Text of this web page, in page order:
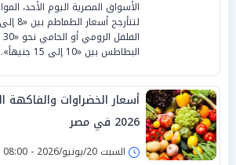
البطاطس بين «10 إلى 15 جنيهاً».
2026 في مصر
السبت 20/يونيو/2026 - 08:00 ص